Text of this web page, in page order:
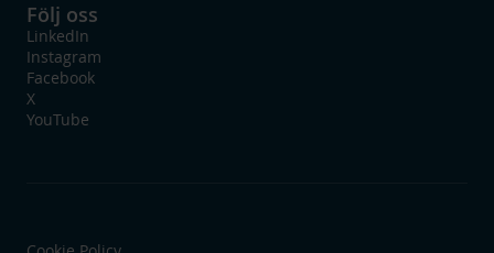
Följ oss
LinkedIn
Instagram
Facebook
X
YouTube